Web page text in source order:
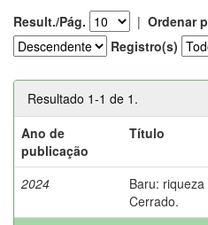
Result./Pág. | Ordenar
Registro(s)
Resultado 1-1 de 1.
Ano de
publicação
Título
2024
Baru:
Cerrado.